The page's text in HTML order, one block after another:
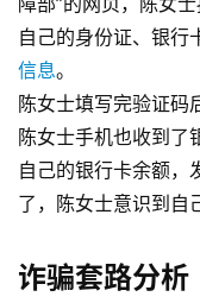
自己的身份证、银行
信息。
陈女士填写完验证码
陈女士手机也收到了
自己的银行卡余额
了，陈女士意识到自
诈骗套路分析